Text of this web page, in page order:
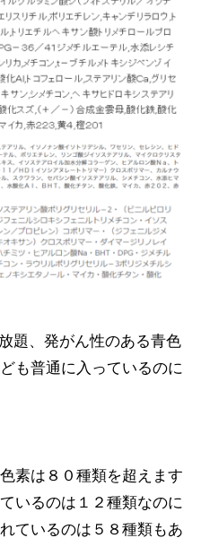
題、発がん性のある青色
も普通に入っているのに
素は８０種類を超えます
いるのは１２種類なのに
ているのは５８種類もあ